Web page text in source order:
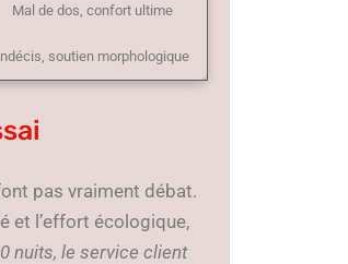
Mal de dos, confort ultime
soutien morphologique
pas vraiment débat.
et l’effort écologique,
nuits, le service client